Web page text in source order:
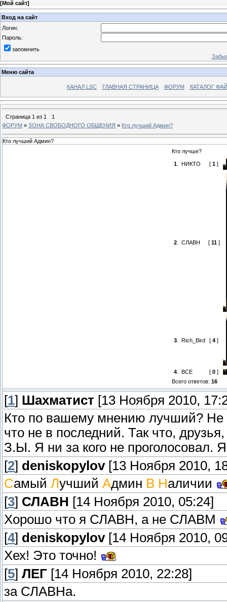
[Мой сайт]
Вход на сайт
Логин:
Пароль:
запомнить
Меню сайта
КАНАЛ LSC ГЛАВНАЯ СТРАНИЦА ФОРУМ КАТАЛОГ
Страница 1 из 1
1
ФОРУМ » ЗОНА СВОБОДНОГО ОБЩЕНИЯ » Кто лучший Админ?
Кто лучший Админ?
Кто лучше?
1. НИКТО [ 1 ]
2. СЛАВН [ 11]
3. Rich_Bird [ 4 ]
4. ВСЕ [ 0 ]
Всего ответов: 16
[1] Шахматист [13 Ноября 2010,
Кто по вашему мнению лучший? Не
что не в последний. Так что,
З.Ы. Я ни за кого не
[2] deniskopylov[13 Ноября 2010,
Самый Лучший Админ В Наличии
[3] СЛАВН [14 Ноября 2010, 05:24]
Хорошо что я СЛАВН, а не СЛАВМ
[4] deniskopylov[14 Ноября 2010,
Хех! Это точно!
[5] ЛЕГ [14 Ноября 2010, 22:28]
за СЛАВНа.